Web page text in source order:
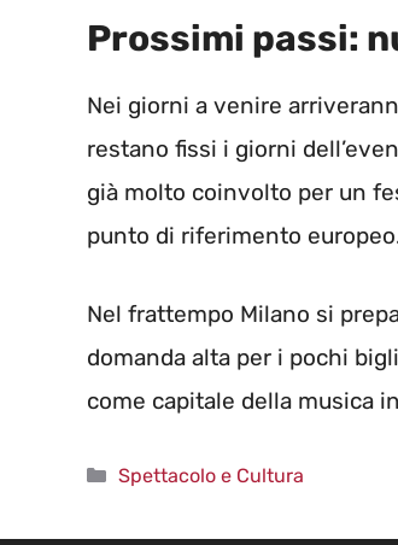
Prossimi passi:
Nei giorni a venire
restano fissi i giorni
già molto coinvolto per un
punto di riferimento
Nel frattempo Milano si
domanda alta per i pochi
come capitale della musica
Categorie
Spettacolo e Cultura